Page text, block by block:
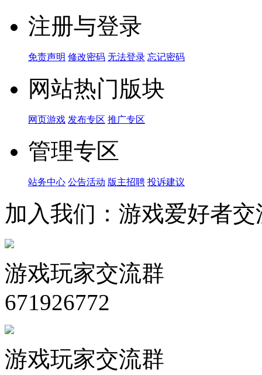
注册与登录
免责声明 修改密码 无法登录 忘记密码
网站热门版块
网页游戏 发布专区 推广专区
管理专区
站务中心 公告活动 版主招聘 投诉建议
加入我们：游戏爱好者交
游戏玩家交流群
671926772
游戏玩家交流群